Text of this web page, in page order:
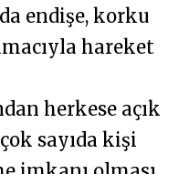
endişe, korku
hareket
herkese açık
sayıda kişi